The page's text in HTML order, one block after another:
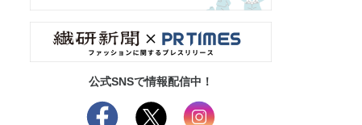
公式SNSで情報配信中！